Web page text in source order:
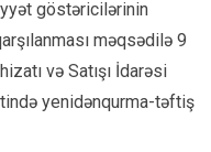
göstəricilərinin
məqsədilə 9
və Satışı İdarəsi
yenidənqurma-təftiş